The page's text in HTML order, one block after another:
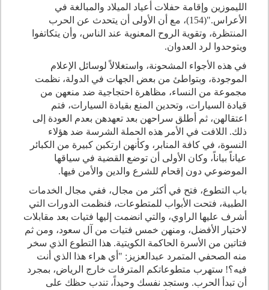
الليموزين وإقامة حفلات أعياد الميلاد والمبالغة في
الأعراس."(154)، مع أن الأولى أن يتحدث عن الحرب
المنتظرة، وتقوية الروح المعنوية عند الناس، وأن يتكاتفوا
ويتوحدوا لرد العدوان.
في هذه الأجواء المشحونة، واستغلالاً لوسائل الإعلام
الموجودة، وبتواطئ من بعض الجهات في الدولة، نظمت
مجموعة من النساء، مظاهرة احتجاجية ضد منعهن من
قيادة السيارات، وتحدين المنع بقيادة السيارات، فتم
اعتقالهن، ثم أطلق سراحهن بعد تعهدهن بعدم العودة إلى
ذلك. اللافت في الأمر هذه الحملة الشرسة ضد هؤلاء
النسوة، في كافة المنابر، وكأنهن ارتكبن كبيرة من الكبائر
عياناً بياناً، وكان الأولى أن توضع القضية في سياقها
الموضوعي دون إقحام للشرع والدين والأمن فيها.
باب التطوع، فتح في أكثر من مجال، ففي مجال الخدمات
الطبية، فتحت الأبواب للمتطوعات، فنظمت الدورات التي
أشرف عليها الراوي، والتي انضمت إليها فتيات بعد مقابلات
لاختيار الأفضل، ومنهن خمس فتيات من آل سعود، ومن ثم
فتاتين من الأسرة الحاكمة الكويتية. هذا التطوع الذي سخر
منه الصحفي المتمرد عبدالعزيز: "أي هراء هذا الذي أنت
فيه؟! ستهرب متطوعاتكم المترفات خارج الرياض، بمجرد
أن تبدأ الحرب. وستجد نفسك وحيداً، تندب حظك على